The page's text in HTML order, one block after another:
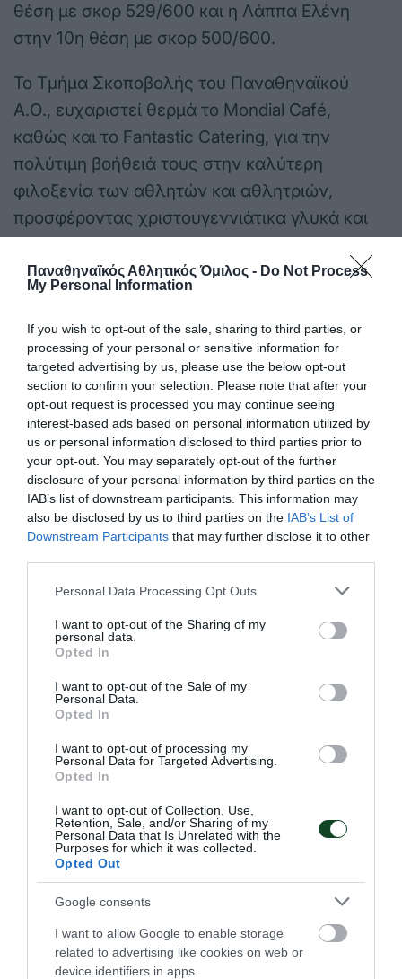
Παναθηναϊκός Αθλητικός Όμιλος - Do Not Process
My Personal Information
If you wish to opt-out of the sale, sharing to third parties, or
processing of your personal or sensitive information for
targeted advertising by us, please use the below opt-out
section to confirm your selection. Please note that after your
opt-out request is processed you may continue seeing
interest-based ads based on personal information utilized by
us or personal information disclosed to third parties prior to
your opt-out. You may separately opt-out of the further
disclosure of your personal information by third parties on the
IAB’s list of downstream participants. This information may
also be disclosed by us to third parties on the IAB’s List of
Downstream Participants that may further disclose it to other
Please note that this website/app uses one or more Google
not limited to your visit or usage behaviour. You may click to
grant or deny consent to Google and its third-party tags to
use your data for below specified purposes in below Google
consent section.
Personal Data Processing Opt Outs
I want to opt-out of the Sharing of my
personal data.
Opted In
I want to opt-out of the Sale of my
Personal Data.
Opted In
I want to opt-out of processing my
Personal Data for Targeted Advertising.
Opted In
I want to opt-out of Collection, Use,
Retention, Sale, and/or Sharing of my
Personal Data that Is Unrelated with the
Purposes for which it was collected.
Opted Out
Google consents
I want to allow Google to enable storage
related to advertising like cookies on web or
device identifiers in apps.
θέση με σκορ 529/600 και η Λάππα Ελένη
στην 10η θέση με σκορ 500/600.
Το Τμήμα Σκοποβολής του Παναθηναϊκού
Α.Ο., ευχαριστεί θερμά το Mondial Café,
καθώς και το Fantastic Catering, για την
πολύτιμη βοήθειά τους στην καλύτερη
φιλοξενία των αθλητών και αθλητριών,
προσφέροντας χριστουγεννιάτικα γλυκά και
Κάπρος, με τη χορηγία του οποίου 3
Σκοπεύτριες του Τμήματος είναι πλέον
πλήρως εξοπλισμένες για τη συμμετοχή τους
στο Αγώνισμα του Αεροβόλου Τουφεκιού.
ΣΚΟΠΟΒΟΛΗ
Κατέθεσε τα διαπιστευτήριά του ο
Μίτας
Ο Μάκης Μίτας συμμετείχε στο Παγκόσμιο Κύπελλο σκητ
στο Λονάτο και έκανε μία αξιόλογη εμφάνιση.
07.07.2026 ΣΚΟΠΟΒΟΛΗ